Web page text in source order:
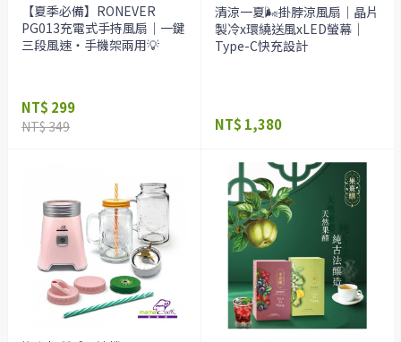
【夏季必備】RONEVER
PG013充電式手持風扇｜一鍵
三段風速・手機架兩用💡
NT$ 299
NT$ 349
清涼一夏🌬️掛脖涼風扇｜晶片
製冷x環繞送風xLED螢幕｜
Type-C快充設計
NT$ 1,380